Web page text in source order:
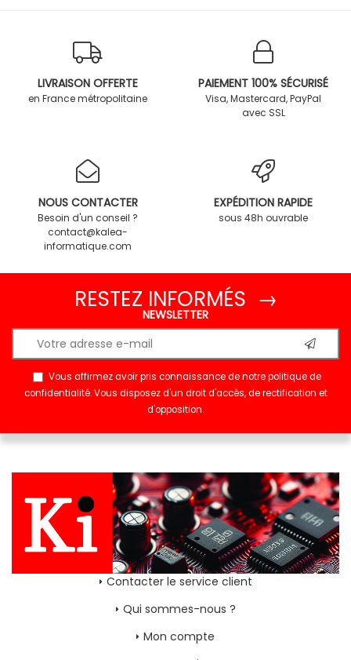
LIVRAISON OFFERTE
en France métropolitaine
PAIEMENT 100% SÉCURISÉ
Visa, Mastercard, PayPal
avec SSL
NOUS CONTACTER
Besoin d'un conseil ?
contact@kalea-
informatique.com
EXPÉDITION RAPIDE
sous 48h ouvrable
RESTEZ INFORMÉS →
NEWSLETTER
Vous affirmez avoir pris connaissance de notrepolitique de
confidentialité. Vous disposez d'un droit d'accès, de rectification et
d'opposition.
Contacter le service client
Qui sommes-nous ?
Mon compte